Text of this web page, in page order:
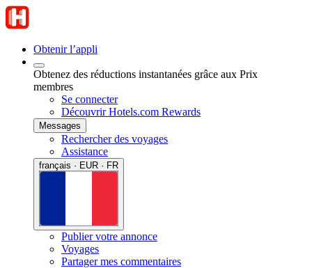
Obtenir l’appli
Obtenez des réductions instantanées grâce aux Prix
membres
Se connecter
Découvrir Hotels.com Rewards
Messages
Rechercher des voyages
Assistance
français · EUR · FR
Publier votre annonce
Voyages
Partager mes commentaires